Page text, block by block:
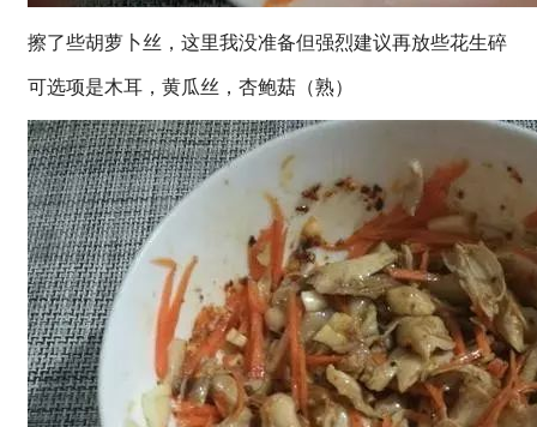
擦了些胡萝卜丝，这里我没准备但强烈建议再放些花生碎
可选项是木耳，黄瓜丝，杏鲍菇（熟）